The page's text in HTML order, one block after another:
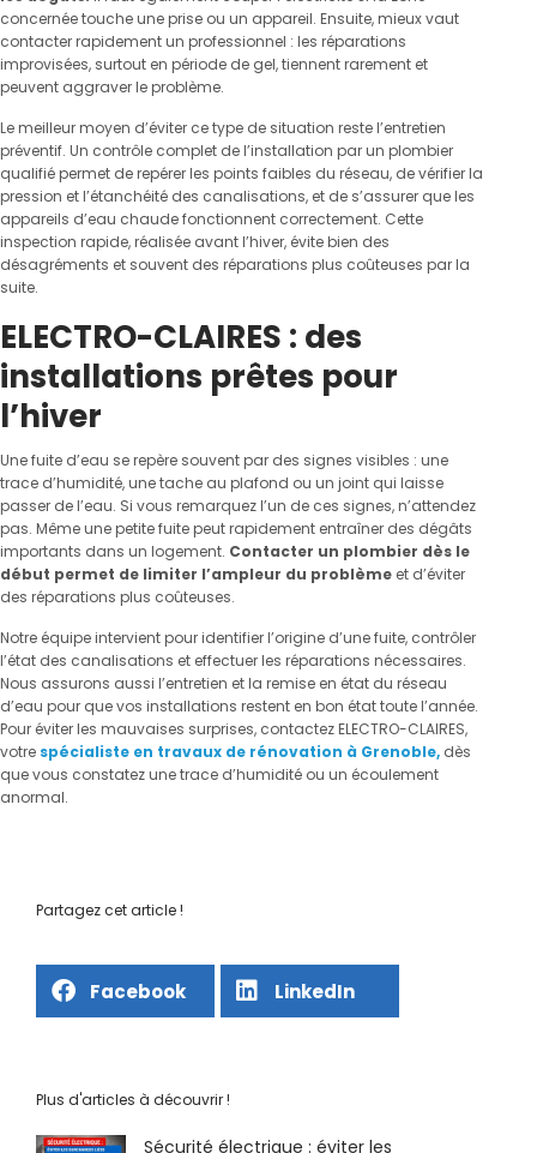
concernée touche une prise ou un appareil. Ensuite, mieux vaut
contacter rapidement un professionnel : les réparations
improvisées, surtout en période de gel, tiennent rarement et
peuvent aggraver le problème.
Le meilleur moyen d’éviter ce type de situation reste l’entretien
préventif. Un contrôle complet de l’installation par un plombier
qualifié permet de repérer les points faibles du réseau, de vérifier la
pression et l’étanchéité des canalisations, et de s’assurer que les
appareils d’eau chaude fonctionnent correctement. Cette
inspection rapide, réalisée avant l’hiver, évite bien des
désagréments et souvent des réparations plus coûteuses par la
suite.
ELECTRO-CLAIRES : des
installations prêtes pour
l’hiver
Une fuite d’eau se repère souvent par des signes visibles : une
trace d’humidité, une tache au plafond ou un joint qui laisse
passer de l’eau. Si vous remarquez l’un de ces signes, n’attendez
pas. Même une petite fuite peut rapidement entraîner des dégâts
importants dans un logement. Contacter un plombier dès le
début permet de limiter l’ampleur du problème et d’éviter
des réparations plus coûteuses.
Notre équipe intervient pour identifier l’origine d’une fuite, contrôler
l’état des canalisations et effectuer les réparations nécessaires.
Nous assurons aussi l’entretien et la remise en état du réseau
d’eau pour que vos installations restent en bon état toute l’année.
Pour éviter les mauvaises surprises, contactez ELECTRO-CLAIRES,
votre spécialiste en travaux de rénovation à Grenoble, dès
que vous constatez une trace d’humidité ou un écoulement
anormal.
Partagez cet article !
Facebook LinkedIn
Plus d'articles à découvrir !
Sécurité électrique : éviter les